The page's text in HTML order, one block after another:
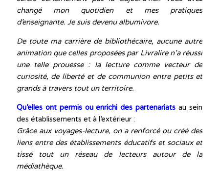
changé mon quotidien et mes pratiques
d’enseignante. Je suis devenu albumivore.
De toute ma carrière de bibliothécaire, aucune autre
animation que celles proposées par Livralire n’a réussi
une telle prouesse : la lecture comme vecteur de
curiosité, de liberté et de communion entre petits et
grands à travers tout un territoire.
Qu’elles ont permis ou enrichi des partenariatsau sein
des établissements et à l’extérieur :
Grâce aux voyages-lecture, on a renforcé ou créé des
liens entre des établissements éducatifs et sociaux et
tissé tout un réseau de lecteurs autour de la
médiathèque.